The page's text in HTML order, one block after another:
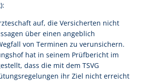
auf, die Versicherten nicht
über einen angeblich
von Terminen zu verunsichern.
hat in seinem Prüfbericht im
dass die mit dem TSVG
ihr Ziel nicht erreicht